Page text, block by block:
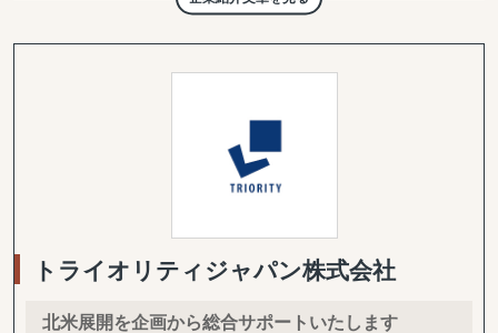
など分野を問わず、各業界の優秀な翻訳通訳者を抱え、ベトナムト
ベトナムと日本の関係は現在非常に友好でありますが、今後のさら
トライオリティジャパン株式会社
北米展開を企画から総合サポートいたします